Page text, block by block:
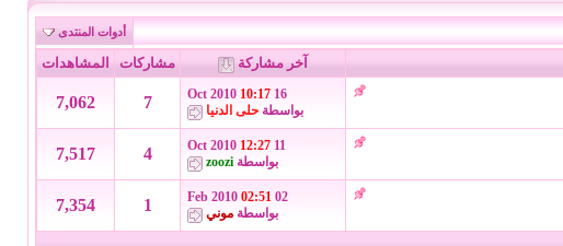
أدوات المنتدى
آخر مشاركة مشاركات المشاهدات
16 Oct 2010
10:17
بواسطة حلى الدنيا 7
7,062
11 Oct 2010
12:27
بواسطة zoozi
4
7,517
02 Feb 2010
02:51
بواسطة موني 1
7,354